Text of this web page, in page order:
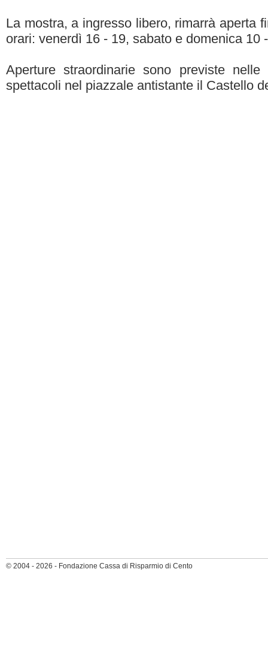
La mostra, a ingresso libero, rimarrà aperta
orari: venerdì 16 - 19, sabato e domenica 10
Aperture straordinarie sono previste
spettacoli nel piazzale antistante il Castello
© 2004 - 2026 - Fondazione Cassa di Risparmio di Cento